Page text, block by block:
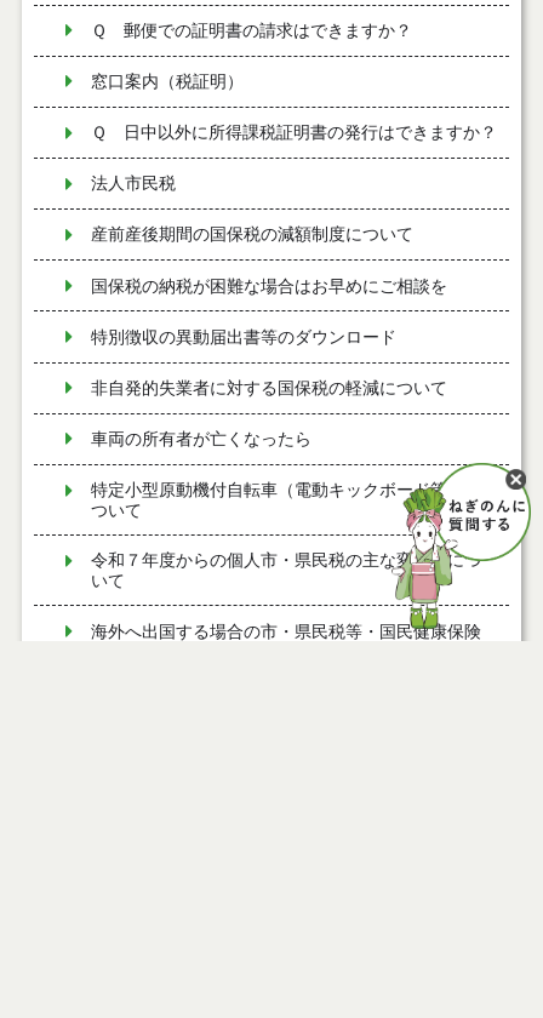
Ｑ 郵便での証明書の請求はできますか？
窓口案内（税証明）
Ｑ 日中以外に所得課税証明書の発行はできますか？
法人市民税
産前産後期間の国保税の減額制度について
国保税の納税が困難な場合はお早めにご相談を
特別徴収の異動届出書等のダウンロード
非自発的失業者に対する国保税の軽減について
車両の所有者が亡くなったら
特定小型原動機付自転車（電動キックボード等）に
ついて
令和７年度からの個人市・県民税の主な変更点につ
いて
海外へ出国する場合の市・県民税等・国民健康保険